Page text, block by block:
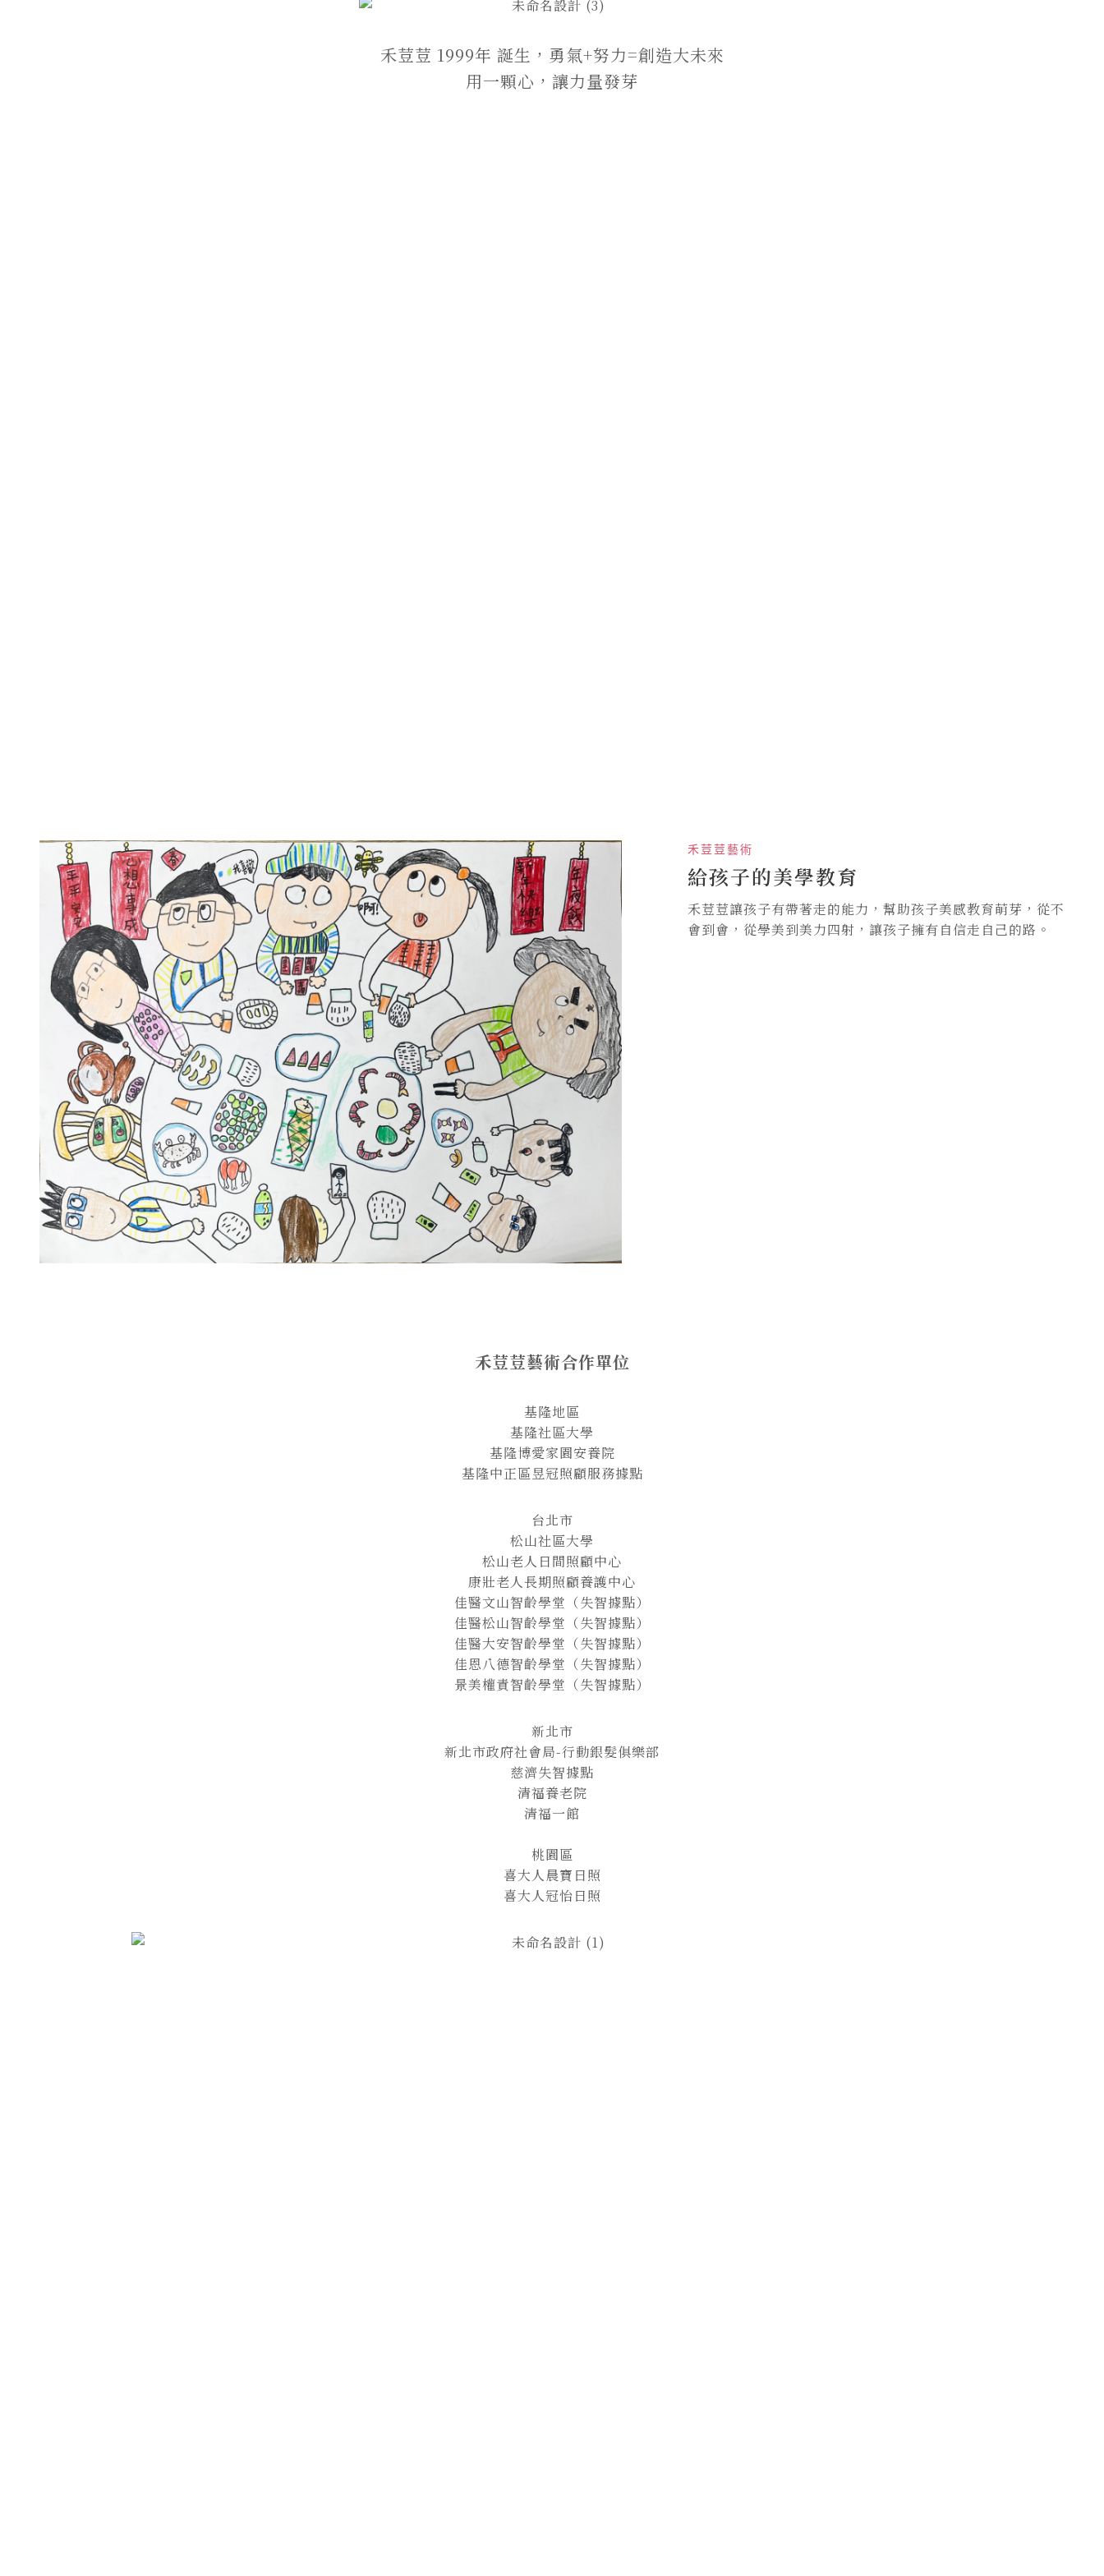
禾荳荳 1999年 誕生，勇氣+努力=創造大未來
用一顆心，讓力量發芽
禾荳荳藝術
給孩子的美學教育
禾荳荳讓孩子有帶著走的能力，幫助孩子美感教育萌芽，從不
會到會，從學美到美力四射，讓孩子擁有自信走自己的路。
禾荳荳藝術合作單位
基隆地區
基隆社區大學
基隆博愛家園安養院
基隆中正區昱冠照顧服務據點
台北市
松山社區大學
松山老人日間照顧中心
康壯老人長期照顧養護中心
佳醫文山智齡學堂（失智據點）
佳醫松山智齡學堂（失智據點）
佳醫大安智齡學堂（失智據點）
佳恩八德智齡學堂（失智據點）
景美權責智齡學堂（失智據點）
新北市
新北市政府社會局-行動銀髮俱樂部
慈濟失智據點
清福養老院
清福一館
桃園區
喜大人晨寶日照
喜大人冠怡日照